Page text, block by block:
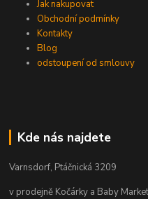
Jak nakupovat
Obchodní podmínky
Kontakty
Blog
odstoupení od smlouvy
Kde nás najdete
Varnsdorf, Ptáčnická 3209
v prodejně Kočárky a Baby Market